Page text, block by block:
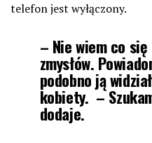
telefon jest wyłączony.
– Nie wiem co
zmysłów.
podobno ją
kobiety. –
dodaje.